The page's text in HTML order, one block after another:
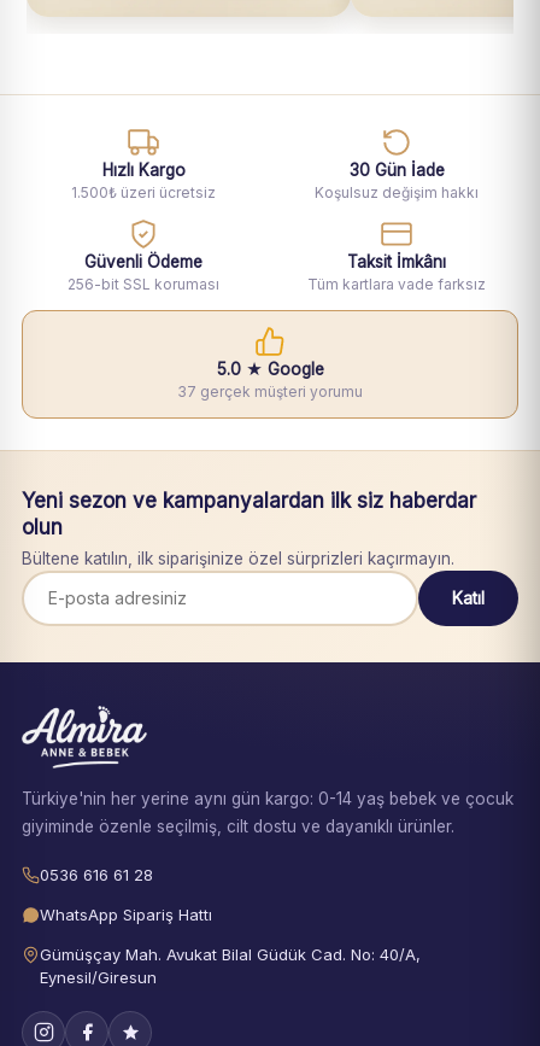
Hızlı Kargo
1.500₺ üzeri ücretsiz
30 Gün İade
Koşulsuz değişim hakkı
Güvenli Ödeme
256-bit SSL koruması
Taksit İmkânı
Tüm kartlara vade farksız
5.0 ★ Google
37 gerçek müşteri yorumu
Yeni sezon ve kampanyalardan ilk siz haberdar
olun
Bültene katılın, ilk siparişinize özel sürprizleri kaçırmayın.
Katıl
Türkiye'nin her yerine aynı gün kargo: 0-14 yaş bebek ve çocuk
giyiminde özenle seçilmiş, cilt dostu ve dayanıklı ürünler.
0536 616 61 28
WhatsApp Sipariş Hattı
Gümüşçay Mah. Avukat Bilal Güdük Cad. No: 40/A,
Eynesil/Giresun